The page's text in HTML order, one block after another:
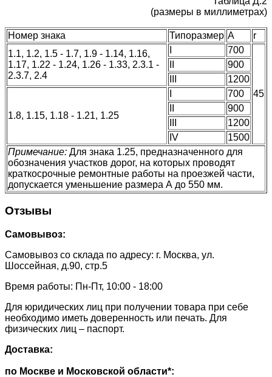
(размеры в миллиметрах)
Номер знака Типоразмер А
r
1.1, 1.2, 1.5 - 1.7, 1.9 - 1.14, 1.16,
1.17, 1.22 - 1.24, 1.26 - 1.33, 2.3.1 -
2.3.7, 2.4
700
45
900
1200
1.8, 1.15, 1.18 - 1.21, 1.25
700
900
1200
IV
1500
Примечание: Для знака 1.25, предназначенного для
обозначения участков дорог, на которых проводят
краткосрочные ремонтные работы на проезжей части,
допускается уменьшение размера А до 550 мм.
Отзывы
Самовывоз:
Самовывоз со склада по адресу: г. Москва, ул.
Шоссейная, д.90, стр.5
Время работы: Пн-Пт, 10:00 - 18:00
Для юридических лиц при получении товара при себе
необходимо иметь доверенность или печать. Для
физических лиц – паспорт.
Доставка:
по Москве и Московской области*: